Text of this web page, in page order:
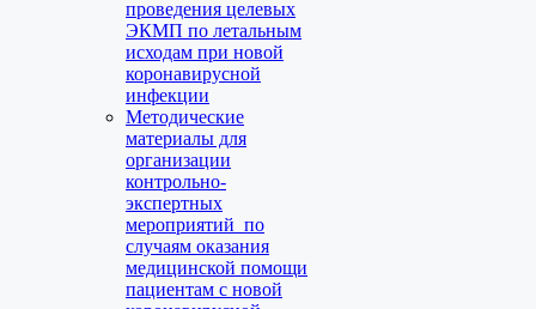
проведения целевых
ЭКМП по летальным
исходам при новой
коронавирусной
инфекции
Методические
материалы для
организации
контрольно-
экспертных
мероприятий по
случаям оказания
медицинской помощи
пациентам с новой